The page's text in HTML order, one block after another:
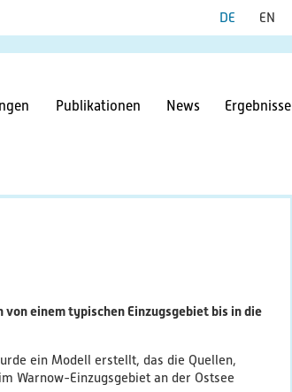
Publikationen News Ergebnisse
einem typischen Einzugsgebiet bis in die
ein Modell erstellt, das die Quellen,
Warnow-Einzugsgebiet an der Ostsee